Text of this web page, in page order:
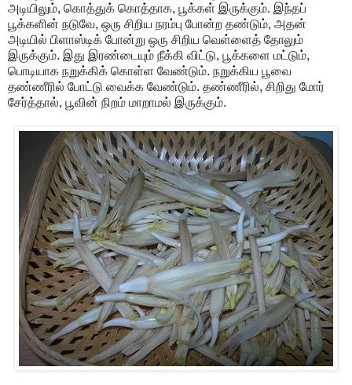
அடியிலும், கொத்துக் கொத்தாக, பூக்கள் இருக்கும். இந்தப்
பூக்களின் நடுவே, ஒரு சிறிய நரம்பு போன்ற தண்டும், அதன்
அடியில் பிளாஸ்டிக் போன்று ஒரு சிறிய வெள்ளைத் தோலும்
இருக்கும். இது இரண்டையும் நீக்கி விட்டு, பூக்களை மட்டும்,
பொடியாக நறுக்கிக் கொள்ள வேண்டும். நறுக்கிய பூவை
தண்ணீரில் போட்டு வைக்க வேண்டும். தண்ணீரில், சிறிது மோர்
சேர்த்தால், பூவின் நிறம் மாறாமல் இருக்கும்.